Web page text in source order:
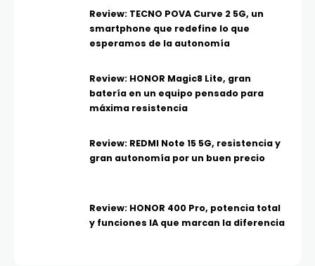
Review: TECNO POVA Curve 2 5G, un
smartphone que redefine lo que
esperamos de la autonomía
Review: HONOR Magic8 Lite, gran
batería en un equipo pensado para
máxima resistencia
Review: REDMI Note 15 5G, resistencia y
gran autonomía por un buen precio
Review: HONOR 400 Pro, potencia total
y funciones IA que marcan la diferencia